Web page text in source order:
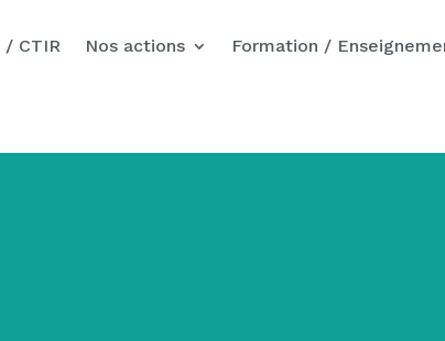
/ CTIR Nos actions Formation /